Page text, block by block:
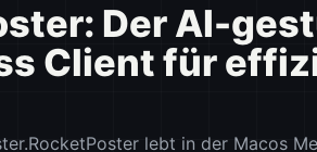
Der AI-
Client für
lebt in der Macos